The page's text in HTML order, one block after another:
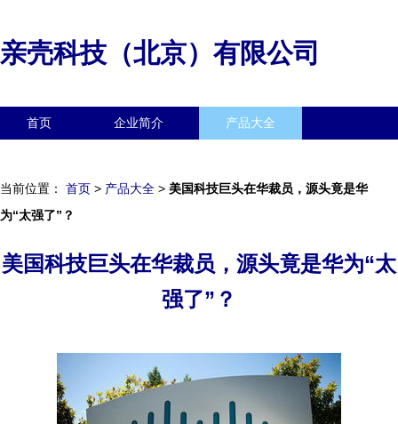
亲壳科技（北京）有限公司
首页 企业简介 产品大全
当前位置： 首页 > 产品大全 > 美国科技巨头在华裁员，源头竟是华
为“太强了”？
美国科技巨头在华裁员，源头竟是华为“太
强了”？